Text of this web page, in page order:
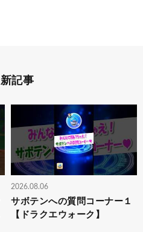
記事
2026.08.06
サボテンへの質問コーナー１
【ドラクエウォーク】